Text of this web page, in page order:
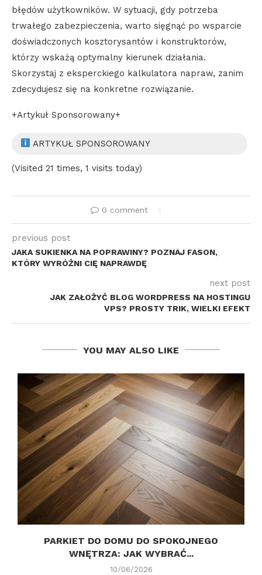
błędów użytkowników. W sytuacji, gdy potrzeba
trwałego zabezpieczenia, warto sięgnąć po wsparcie
doświadczonych kosztorysantów i konstruktorów,
którzy wskażą optymalny kierunek działania.
Skorzystaj z eksperckiego kalkulatora napraw, zanim
zdecydujesz się na konkretne rozwiązanie.
+Artykuł Sponsorowany+
ARTYKUŁ SPONSOROWANY
(Visited 21 times, 1 visits today)
0 comment
previous post
JAKA SUKIENKA NA POPRAWINY? POZNAJ FASON,
KTÓRY WYRÓŻNI CIĘ NAPRAWDĘ
next post
JAK ZAŁOŻYĆ BLOG WORDPRESS NA HOSTINGU
VPS? PROSTY TRIK, WIELKI EFEKT
YOU MAY ALSO LIKE
PARKIET DO DOMU DO SPOKOJNEGO
WNĘTRZA: JAK WYBRAĆ...
10/06/2026